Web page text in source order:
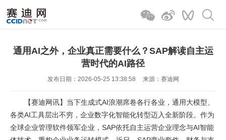
通用AI之外，企业真正需要什么？SAP解读自主运
营时代的AI路径
发布日期：2026-05-25 13:38:58 来源：赛迪网
【赛迪网讯】当下生成式AI浪潮席卷各行各业，通用大模型、
各类AI工具层出不穷，企业数字化智能化转型迈入全新阶段。作为
全球企业管理软件领军企业，SAP依托自主运营企业理念与AI智能